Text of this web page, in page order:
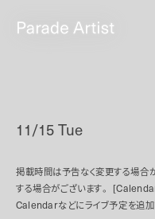
11/15 Tue
掲載時間は予告なく変更する場合
する場合がございます。
Calendarなどにライブ予定を追加